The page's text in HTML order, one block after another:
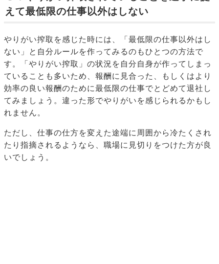
えて最低限の仕事以外はしない
やりがい搾取を感じた時には、「最低限の仕事以外はし
ない」と自分ルールを作ってみるのもひとつの方法で
す。「やりがい搾取」の状況を自分自身が作ってしまっ
ていることも多いため、報酬に見合った、もしくはより
効率の良い報酬のために最低限の仕事でとどめて退社し
てみましょう。違った形でやりがいを感じられるかもし
れません。
ただし、仕事の仕方を変えた途端に周囲から冷たくされ
たり指摘されるようなら、職場に見切りをつけた方が良
いでしょう。